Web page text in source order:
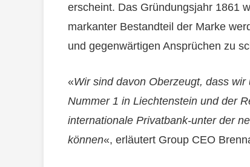
erscheint. Das Gründungsjahr 1861
markanter Bestandteil der Marke
und gegenwärtigen Ansprüchen zu
«Wir sind davon Oberzeugt, dass
Nummer 1 in Liechtenstein und der
internationale Privatbank-unter der
können«, erläutert Group CEO